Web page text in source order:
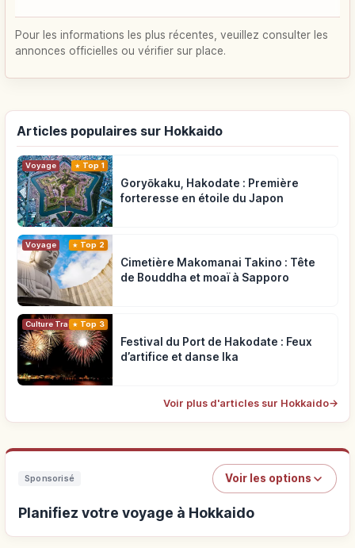
Pour les informations les plus récentes, veuillez consulter les
annonces officielles ou vérifier sur place.
Articles populaires sur Hokkaido
Voyage Top 1
Goryōkaku, Hakodate : Première
forteresse en étoile du Japon
Voyage Top 2
Cimetière Makomanai Takino : Tête
de Bouddha et moaï à Sapporo
Culture Traditionnelle
Top 3
Festival du Port de Hakodate : Feux
d’artifice et danse Ika
Voir plus d'articles sur Hokkaido→
Sponsorisé Voir les options
Planifiez votre voyage à Hokkaido